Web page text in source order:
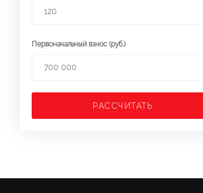
Первоначальный взнос (руб.)
РАССЧИТАТЬ